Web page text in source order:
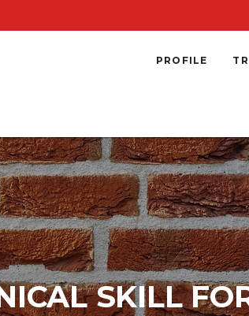
PROFILE
SKILL